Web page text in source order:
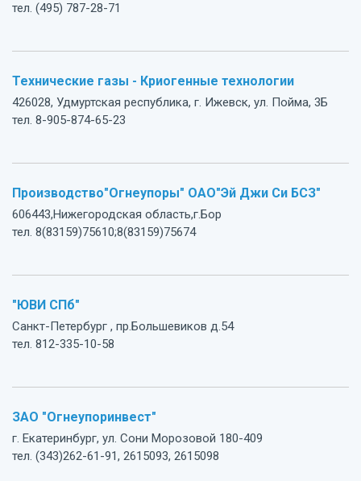
тел. (495) 787-28-71
Технические газы - Криогенные технологии
426028, Удмуртская республика, г. Ижевск, ул. Пойма, 3Б
тел. 8-905-874-65-23
Производство"Огнеупоры" ОАО"Эй Джи Си БСЗ"
606443,Нижегородская область,г.Бор
тел. 8(83159)75610;8(83159)75674
"ЮВИ СПб"
Санкт-Петербург , пр.Большевиков д.54
тел. 812-335-10-58
ЗАО "Огнеупоринвест"
г. Екатеринбург, ул. Сони Морозовой 180-409
тел. (343)262-61-91, 2615093, 2615098